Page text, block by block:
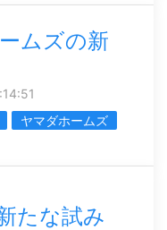
ムズの新
ヤマダホームズ
たな試み